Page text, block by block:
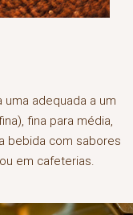
adequada a um
fina para média,
bebida com sabores
em cafeterias.